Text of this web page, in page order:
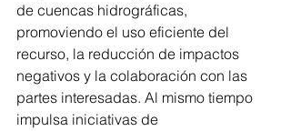
de cuencas hidrográficas,
promoviendo el uso eficiente del
recurso, la reducción de impactos
negativos y la colaboración con las
partes interesadas. Al mismo tiempo
impulsa iniciativas de